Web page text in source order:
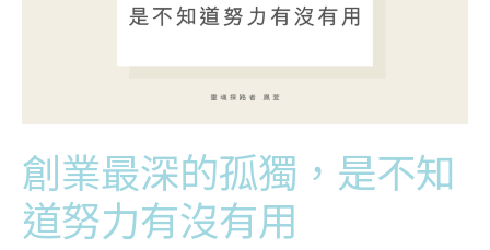
創業最深的孤獨，是不知
道努力有沒有用
有
有
用